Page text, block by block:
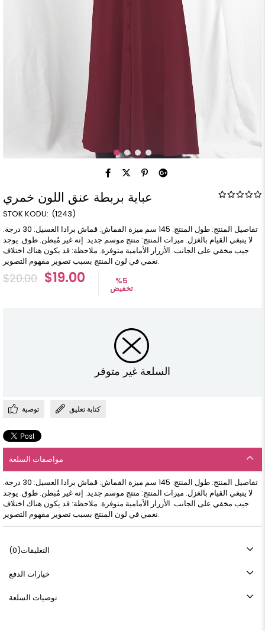
عباية بربطة عنق اللون خمري
(1243)
تفاصيل المنتج: طول المنتج: 145 سم ميزة القماش: قماش برادا الغسيل: 30 درجة.
لا ينبغي القيام بالغزل. ميزات المنتج: منتج موسم جديد. إنه غير مُبطن. طوق. يوجد
جيب مخفي على الجانب. الأزرار الأمامية متوفرة. ملاحظة: قد يكون هناك اختلاف
نغمي في لون المنتج بسبب تصوير مفهوم التصوير.
$20.00 $19.00 %5
تخفيض
السلعة غير متوفر
توصية كتابة تعليق
مواصفات السلعة
تفاصيل المنتج: طول المنتج: 145 سم ميزة القماش: قماش برادا الغسيل: 30 درجة.
لا ينبغي القيام بالغزل. ميزات المنتج: منتج موسم جديد. إنه غير مُبطن. طوق. يوجد
جيب مخفي على الجانب. الأزرار الأمامية متوفرة. ملاحظة: قد يكون هناك اختلاف
نغمي في لون المنتج بسبب تصوير مفهوم التصوير.
التعليقات(0)
خيارات الدفع
توصيات السلعة